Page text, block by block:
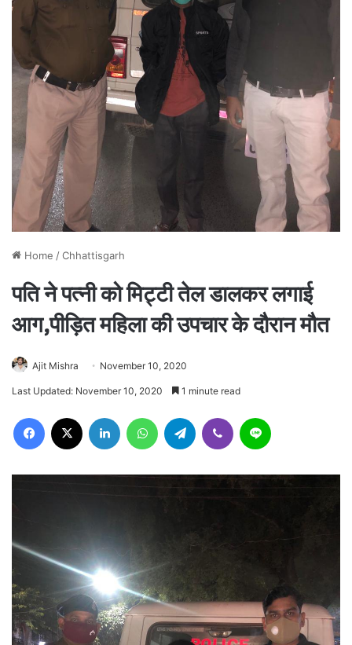
Home /Chhattisgarh
पति ने पत्नी को मिट्टी तेल डालकर लगाई
आग,पीड़ित महिला की उपचार के दौरान मौत
Ajit Mishra November 10, 2020
Last Updated: November 10, 2020 1 minute read
Facebook LinkedIn WhatsAppTelegram Viber